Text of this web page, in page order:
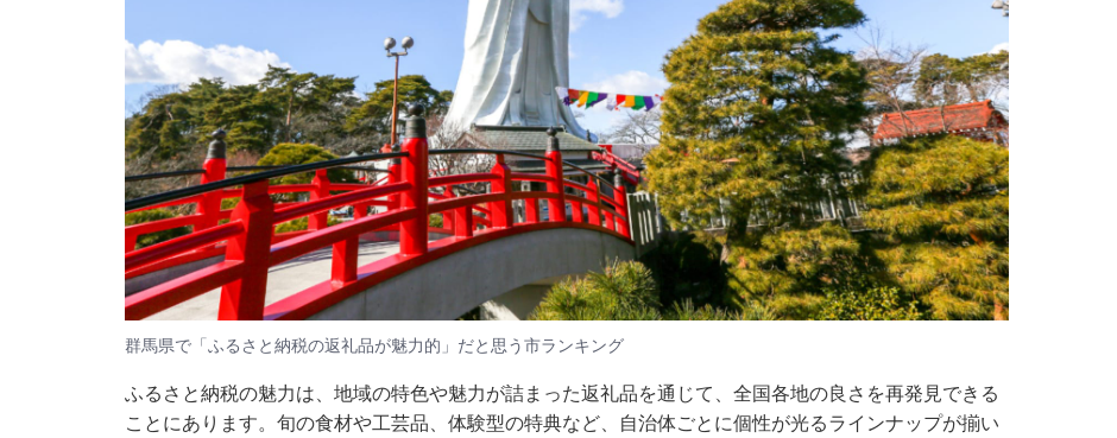
群馬県で「ふるさと納税の返礼品が魅力的」だと思う市ランキング
ふるさと納税の魅力は、地域の特色や魅力が詰まった返礼品を通じて、全国各地の良さを再発見できる
ことにあります。旬の食材や工芸品、体験型の特典など、自治体ごとに個性が光るラインナップが揃い